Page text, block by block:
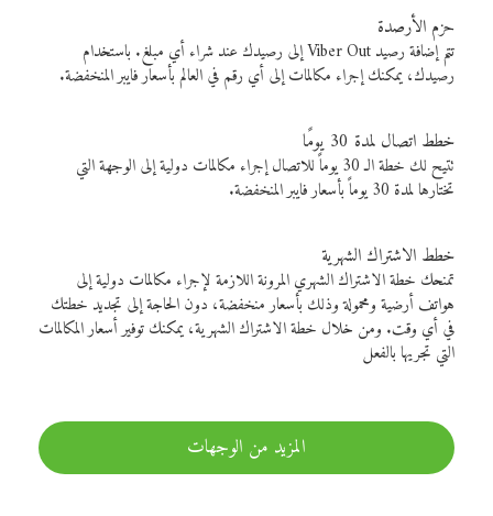
حزم الأرصدة
تتم إضافة رصيد Viber Out إلى رصيدك عند شراء أي مبلغ. باستخدام
رصيدك، يمكنك إجراء مكالمات إلى أي رقم في العالم بأسعار فايبر المنخفضة.
خطط اتصال لمدة 30 يومًا
تتيح لك خطة الـ 30 يوماً للاتصال إجراء مكالمات دولية إلى الوجهة التي
تختارها لمدة 30 يوماً بأسعار فايبر المنخفضة.
خطط الاشتراك الشهرية
تمنحك خطة الاشتراك الشهري المرونة اللازمة لإجراء مكالمات دولية إلى
هواتف أرضية ومحمولة وذلك بأسعار منخفضة، دون الحاجة إلى تجديد خطتك
في أي وقت. ومن خلال خطة الاشتراك الشهرية، يمكنك توفير أسعار المكالمات
التي تجريها بالفعل
المزيد من الوجهات